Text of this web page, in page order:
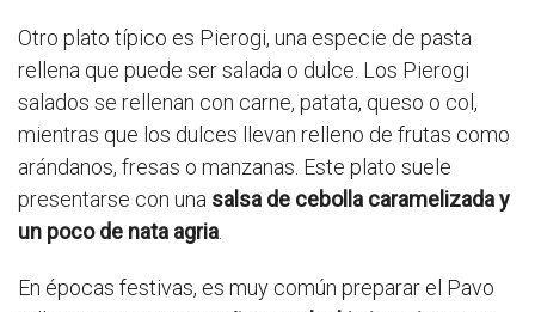
Otro plato típico es Pierogi, una especie de pasta
rellena que puede ser salada o dulce. Los Pierogi
salados se rellenan con carne, patata, queso o col,
mientras que los dulces llevan relleno de frutas como
arándanos, fresas o manzanas. Este plato suele
presentarse con una salsa de cebolla caramelizada y
un poco de nata agria
En épocas festivas, es muy común preparar el Pavo